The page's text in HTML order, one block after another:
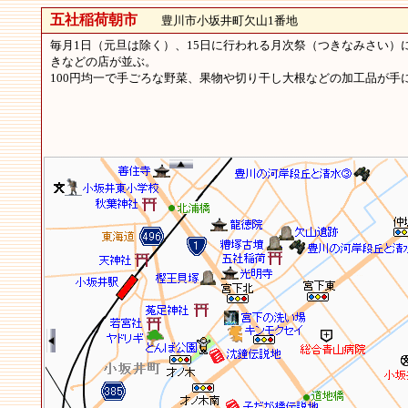
五社稲荷朝市豊川市小坂井町欠山1番地
毎月1日（元旦は除く）、15日に行われる月次祭（つきなみさい
きなどの店が並ぶ。
100円均一で手ごろな野菜、果物や切り干し大根などの加工品が手